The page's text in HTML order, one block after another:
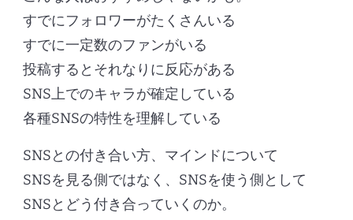
すでにフォロワーがたくさんいる
すでに一定数のファンがいる
投稿するとそれなりに反応がある
SNS上でのキャラが確定している
各種SNSの特性を理解している
SNSとの付き合い方、マインドについて
SNSを見る側ではなく、SNSを使う側として
SNSとどう付き合っていくのか。